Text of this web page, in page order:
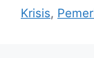
Krisis,